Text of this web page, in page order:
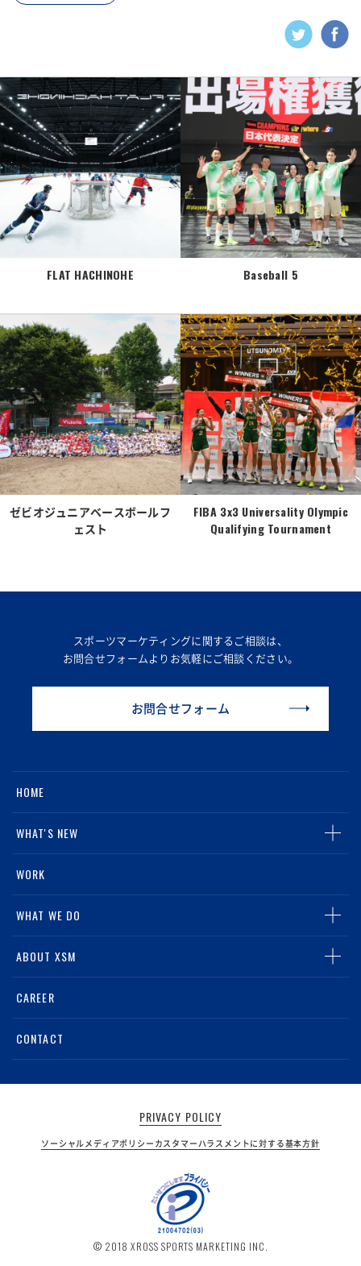
FLAT HACHINOHE Baseball 5
ゼビオジュニアベースボールフ
ェスト
FIBA 3x3 Universality Olympic
Qualifying Tournament
スポーツマーケティングに関するご相談は、
お問合せフォームより お気軽にご相談ください。
お問合せフォーム
HOME
WHAT'S NEW
ALL
NEWS
WORK
WHAT WE DO
TOP
グループリテールマーケティング事業
デジタルマーケティング事業
ABOUT XSM
TOP
会社概要・アクセス
CAREER
CONTACT
PRIVACY POLICY
ソーシャルメディアポリシー カスタマーハラスメントに対する基本方針
© 2018 XROSS SPORTS MARKETING INC.